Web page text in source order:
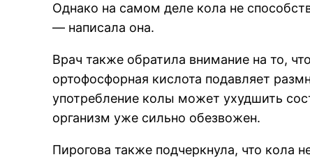
Однако на самом деле кола не
— написала она.
Врач также обратила внимание на то,
ортофосфорная кислота подавляет
употребление колы может ухудшить
организм уже сильно обезвожен.
Пирогова также подчеркнула, что кола